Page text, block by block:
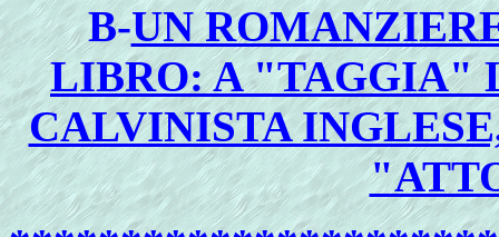
B-UN
LIBRO: A "TAGGIA"
CALVINISTA